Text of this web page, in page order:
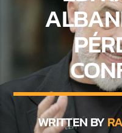
CURRENT TRACK
WRITTEN BY